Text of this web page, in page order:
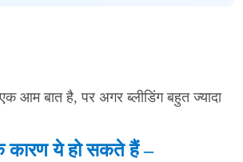
आम बात है, पर अगर ब्लीडिंग बहुत ज्यादा
कारण ये हो सकते हैं –